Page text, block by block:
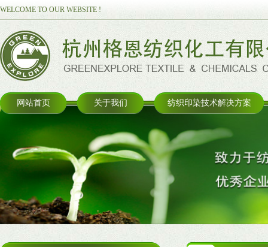
WELCOME TO OUR WEBSITE !
网站首页 关于我们 纺织印染技术解决方案